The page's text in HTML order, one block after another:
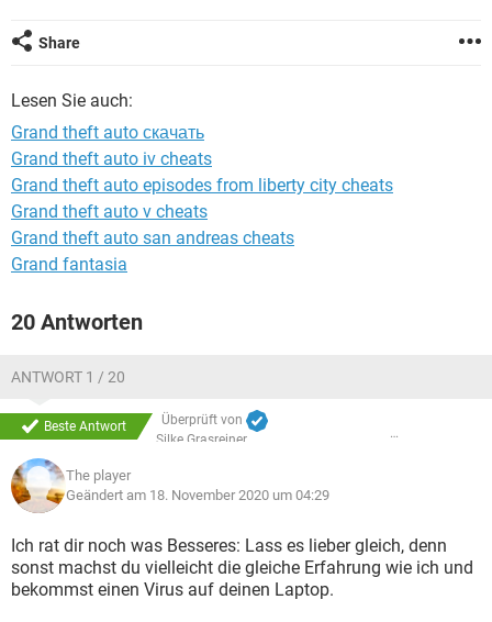
Share
Lesen Sie auch:
Grand theft auto скачать
Grand theft auto iv cheats
Grand theft auto episodes from liberty city cheats
Grand theft auto v cheats
Grand theft auto san andreas cheats
Grand fantasia
20 Antworten
ANTWORT 1 / 20
Beste Antwort
Überprüft von
Silke Grasreiner
The player
Geändert am 18. November 2020 um 04:29
Ich rat dir noch was Besseres: Lass es lieber gleich, denn
sonst machst du vielleicht die gleiche Erfahrung wie ich und
bekommst einen Virus auf deinen Laptop.